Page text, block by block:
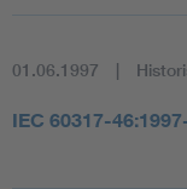
01.06.1997
IEC 60317-